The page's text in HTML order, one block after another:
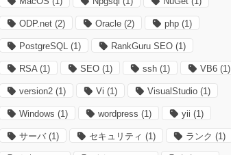
ODP.net (2) Oracle (2) php (1)
PostgreSQL (1) RankGuru SEO (1)
RSA (1) SEO (1) ssh (1) VB6 (1)
version2 (1) Vi (1) VisualStudio (1)
Windows (1) wordpress (1) yii (1)
サーバ (1) セキュリティ (1) ランク (1)